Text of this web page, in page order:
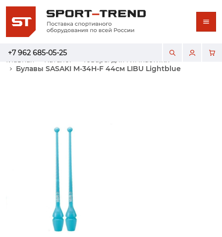
+7 962 685-05-25
Главная Каталог
Товары для гимнастики
Булавы SASAKI M-34H-F 44см LIBU Lightblue